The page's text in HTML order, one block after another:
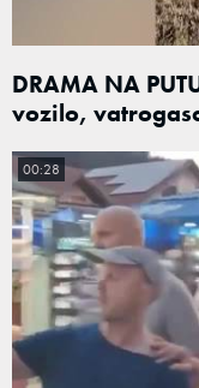
DRAMA NA
vozilo,
00:28